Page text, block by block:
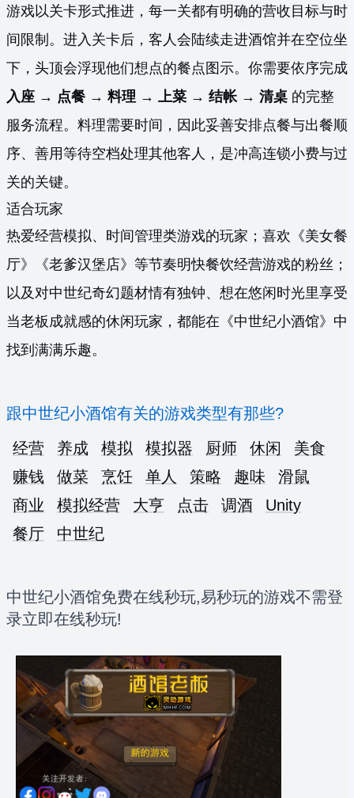
游戏以关卡形式推进，每一关都有明确的营收目标与时
间限制。进入关卡后，客人会陆续走进酒馆并在空位坐
下，头顶会浮现他们想点的餐点图示。你需要依序完成
入座 → 点餐 → 料理 → 上菜 → 结帐 → 清桌 的完整
服务流程。料理需要时间，因此妥善安排点餐与出餐顺
序、善用等待空档处理其他客人，是冲高连锁小费与过
关的关键。
适合玩家
热爱经营模拟、时间管理类游戏的玩家；喜欢《美女餐
厅》《老爹汉堡店》等节奏明快餐饮经营游戏的粉丝；
以及对中世纪奇幻题材情有独钟、想在悠闲时光里享受
当老板成就感的休闲玩家，都能在《中世纪小酒馆》中
找到满满乐趣。
跟中世纪小酒馆有关的游戏类型有那些?
经营
养成 模拟 模拟器 厨师 休闲
美食
赚钱
做菜 烹饪 单人 策略 趣味
滑鼠
商业
模拟经营 大亨 点击 调酒
Unity
餐厅
中世纪
中世纪小酒馆免费在线秒玩,易秒玩的游戏不需登
录立即在线秒玩!